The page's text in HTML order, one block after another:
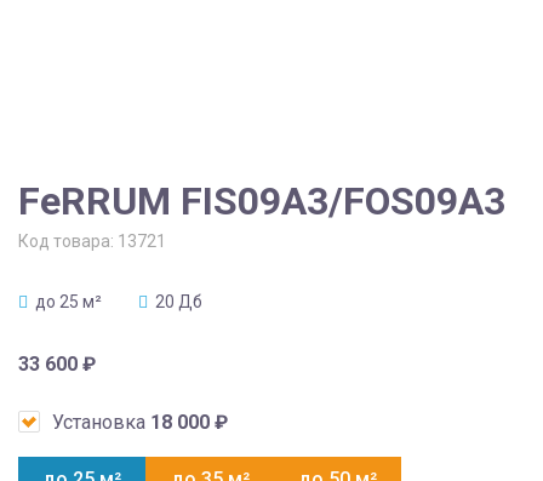
FeRRUM FIS09A3/FOS09A3
Код товара: 13721
до 25 м² 20 Дб
33 600 ₽
Установка 18 000 ₽